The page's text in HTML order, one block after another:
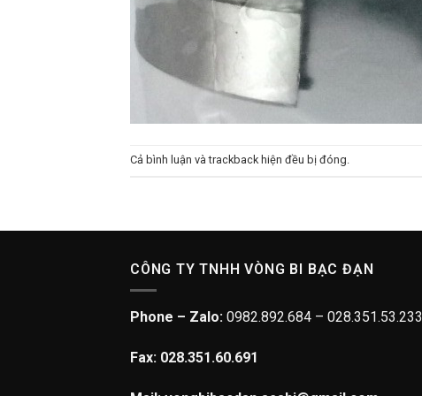
Cả bình luận và trackback hiện đều bị đóng.
CÔNG TY TNHH VÒNG BI BẠC ĐẠN
Phone – Zalo: 0982.892.684 – 028.351.53.233
Fax: 028.351.60.691